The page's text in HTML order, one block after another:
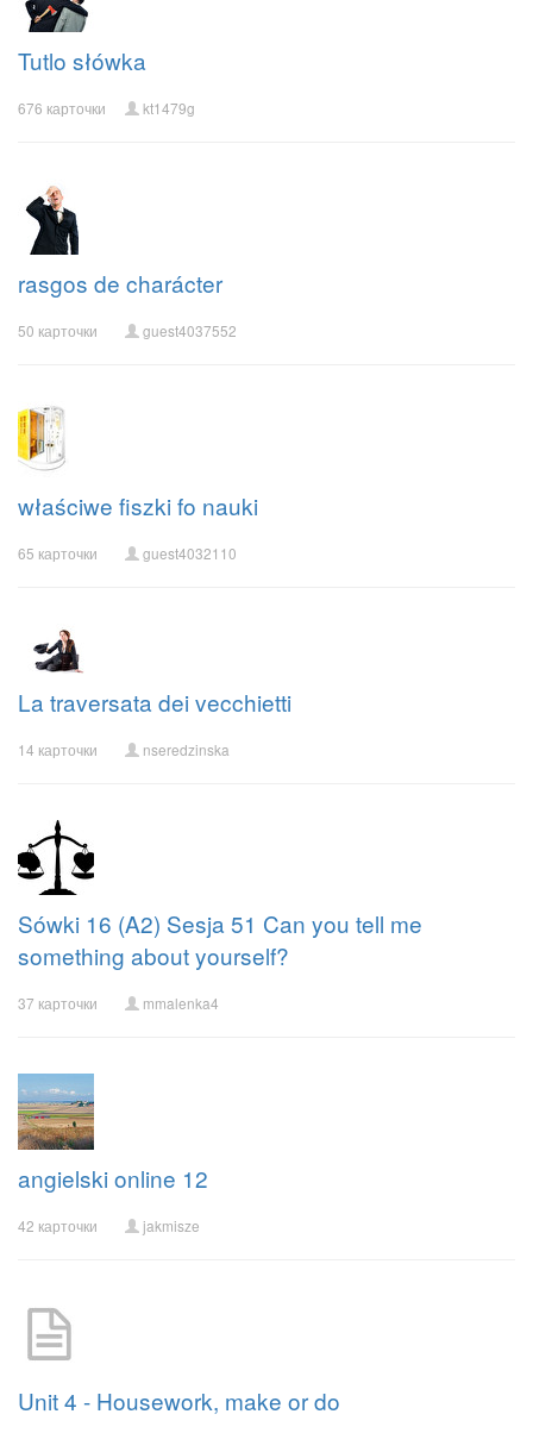
Tutlo słówka
676 карточки kt1479g
rasgos de charácter
50 карточки guest4037552
właściwe fiszki fo nauki
65 карточки guest4032110
La traversata dei vecchietti
14 карточки nseredzinska
Sówki 16 (A2) Sesja 51 Can you tell me
something about yourself?
37 карточки mmalenka4
angielski online 12
42 карточки jakmisze
Unit 4 - Housework, make or do